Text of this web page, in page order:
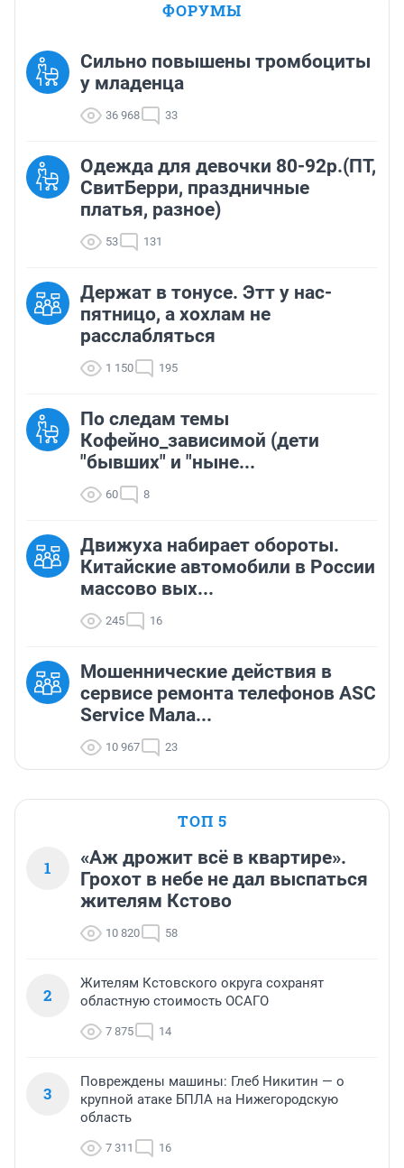
ФОРУМЫ
Сильно повышены тромбоциты
у младенца
36 968 33
Одежда для девочки 80-92р.(ПТ,
СвитБерри, праздничные
платья, разное)
53 131
Держат в тонусе. Этт у нас-
пятницо, а хохлам не
расслабляться
1 150 195
По следам темы
Кофейно_зависимой (дети
"бывших" и "ныне...
60 8
Движуха набирает обороты.
Китайские автомобили в России
массово вых...
245 16
Мошеннические действия в
сервисе ремонта телефонов ASC
Service Мала...
10 967 23
ТОП 5
1
«Аж дрожит всё в квартире».
Грохот в небе не дал выспаться
жителям Кстово
10 820 58
2
Жителям Кстовского округа сохранят
областную стоимость ОСАГО
7 875 14
3
Повреждены машины: Глеб Никитин — о
крупной атаке БПЛА на Нижегородскую
область
7 311 16